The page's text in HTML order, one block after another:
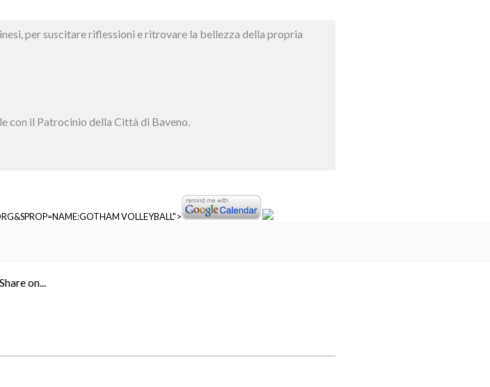
per suscitare riflessioni e ritrovare la bellezza della propria
con il Patrocinio della Città di Baveno.
VOLLEYBALL">
Share on...